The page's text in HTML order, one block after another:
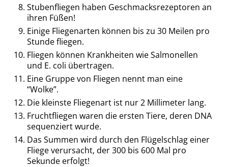
Stubenfliegen haben Geschmacksrezeptoren an
ihren Füßen!
Einige Fliegenarten können bis zu 30 Meilen pro
Stunde fliegen.
Fliegen können Krankheiten wie Salmonellen
und E. coli übertragen.
Eine Gruppe von Fliegen nennt man eine
“Wolke”.
Die kleinste Fliegenart ist nur 2 Millimeter lang.
Fruchtfliegen waren die ersten Tiere, deren DNA
sequenziert wurde.
Das Summen wird durch den Flügelschlag einer
Fliege verursacht, der 300 bis 600 Mal pro
Sekunde erfolgt!